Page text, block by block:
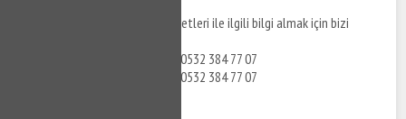
Camlıkahve klozet tamiri hizmetleri ile ilgili bilgi almak için bizi